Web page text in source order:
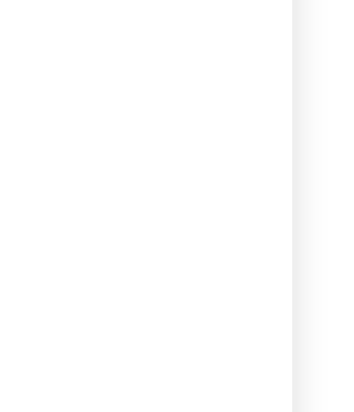
aplikace nabízejí vynikající
s certifikací ISO 9001.
nezávislých oblastech.
dveřního křídla plynule
- 180°